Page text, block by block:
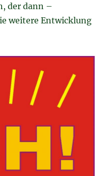
der dann –
weitere Entwicklung